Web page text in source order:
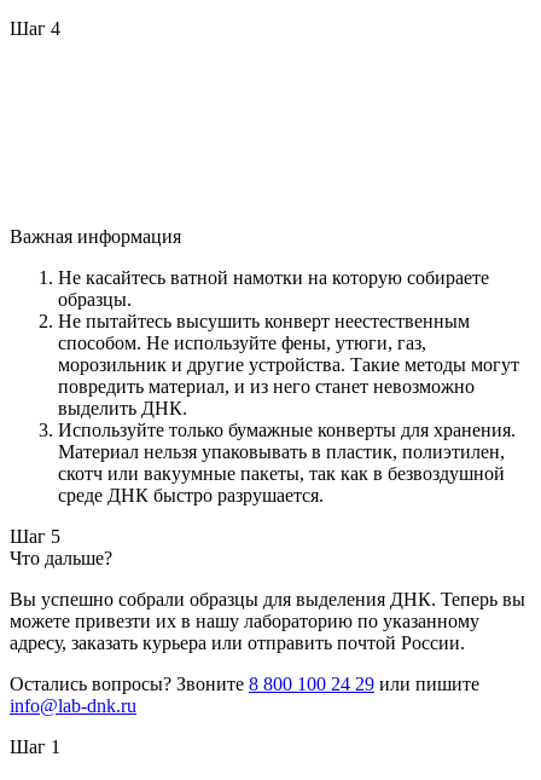
Шаг 4
Важная информация
Не касайтесь ватной намотки на которую собираете
образцы.
Не пытайтесь высушить конверт неестественным
способом. Не используйте фены, утюги, газ,
морозильник и другие устройства. Такие методы могут
повредить материал, и из него станет невозможно
выделить ДНК.
Используйте только бумажные конверты для хранения.
Материал нельзя упаковывать в пластик, полиэтилен,
скотч или вакуумные пакеты, так как в безвоздушной
среде ДНК быстро разрушается.
Шаг 5
Что дальше?
Вы успешно собрали образцы для выделения ДНК. Теперь вы
можете привезти их в нашу лабораторию по указанному
адресу, заказать курьера или отправить почтой России.
Остались вопросы? Звоните 8 800 100 24 29 или пишите
info@lab-dnk.ru
Шаг 1